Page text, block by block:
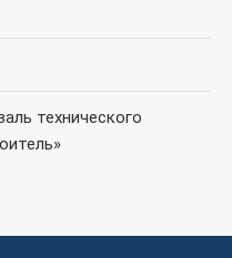
технического